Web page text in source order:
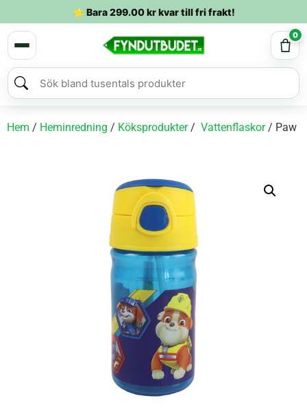
⭐ Bara299.00krkvar till fri frakt!
0
Hem / Heminredning / Köksprodukter/ Vattenflaskor/ Paw